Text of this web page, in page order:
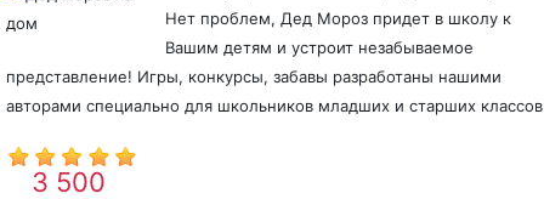
Нет проблем, Дед Мороз придет в школу к
Вашим детям и устроит незабываемое
представление! Игры, конкурсы, забавы разработаны нашими
авторами специально для школьников младших и старших
3 500